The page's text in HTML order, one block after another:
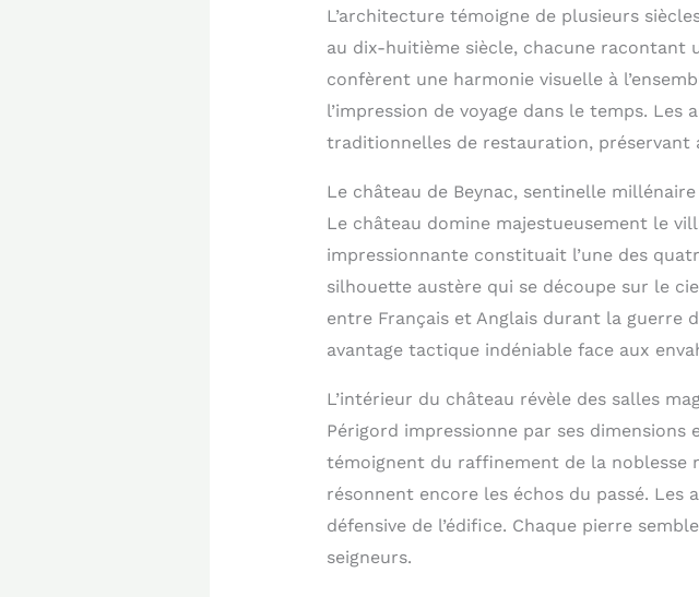
L’architecture témoigne de plusieurs
au dix-huitième siècle, chacune racontant
confèrent une harmonie visuelle à
l’impression de voyage dans le temps.
traditionnelles de restauration, préservant
Le château de Beynac, sentinelle
Le château domine majestueusement le
impressionnante constituait l’une des
silhouette austère qui se découpe sur le
entre Français et Anglais durant la guerre
avantage tactique indéniable face aux
L’intérieur du château révèle des salles
Périgord impressionne par ses
témoignent du raffinement de la noblesse
résonnent encore les échos du passé.
défensive de l’édifice. Chaque pierre
seigneurs.